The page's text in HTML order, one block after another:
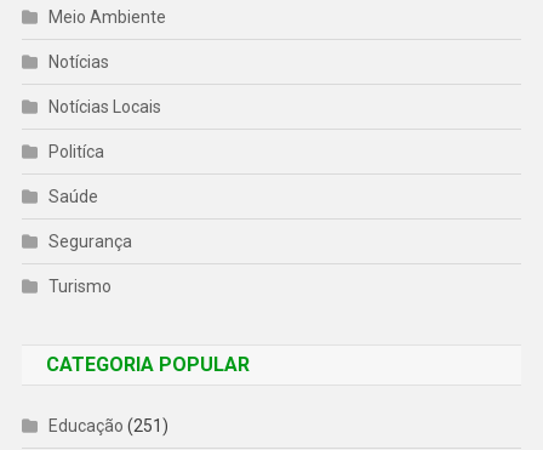
Meio Ambiente
Notícias
Notícias Locais
Politíca
Saúde
Segurança
Turismo
CATEGORIA POPULAR
Educação (251)